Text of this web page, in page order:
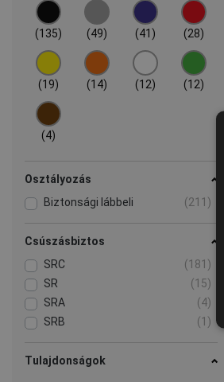
(135) (49) (41) (28)
(19) (14) (12) (12)
(4)
Osztályozás
Biztonsági lábbeli
(211)
Csúszásbiztos
SRC
(181)
SR
(15)
SRA
(4)
SRB
(1)
Tulajdonságok